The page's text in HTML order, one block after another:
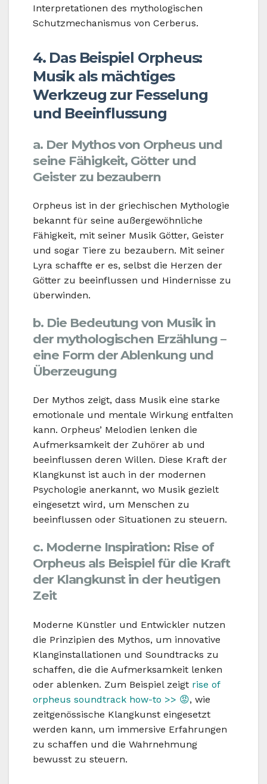
Interpretationen des mythologischen
Schutzmechanismus von Cerberus.
4. Das Beispiel Orpheus:
Musik als mächtiges
Werkzeug zur Fesselung
und Beeinflussung
a. Der Mythos von Orpheus und
seine Fähigkeit, Götter und
Geister zu bezaubern
Orpheus ist in der griechischen Mythologie
bekannt für seine außergewöhnliche
Fähigkeit, mit seiner Musik Götter, Geister
und sogar Tiere zu bezaubern. Mit seiner
Lyra schaffte er es, selbst die Herzen der
Götter zu beeinflussen und Hindernisse zu
überwinden.
b. Die Bedeutung von Musik in
der mythologischen Erzählung –
eine Form der Ablenkung und
Überzeugung
Der Mythos zeigt, dass Musik eine starke
emotionale und mentale Wirkung entfalten
kann. Orpheus’ Melodien lenken die
Aufmerksamkeit der Zuhörer ab und
beeinflussen deren Willen. Diese Kraft der
Klangkunst ist auch in der modernen
Psychologie anerkannt, wo Musik gezielt
eingesetzt wird, um Menschen zu
beeinflussen oder Situationen zu steuern.
c. Moderne Inspiration: Rise of
Orpheus als Beispiel für die Kraft
der Klangkunst in der heutigen
Zeit
Moderne Künstler und Entwickler nutzen
die Prinzipien des Mythos, um innovative
Klanginstallationen und Soundtracks zu
schaffen, die die Aufmerksamkeit lenken
oder ablenken. Zum Beispiel zeigt rise of
orpheus soundtrack how-to >> 😡, wie
zeitgenössische Klangkunst eingesetzt
werden kann, um immersive Erfahrungen
zu schaffen und die Wahrnehmung
bewusst zu steuern.